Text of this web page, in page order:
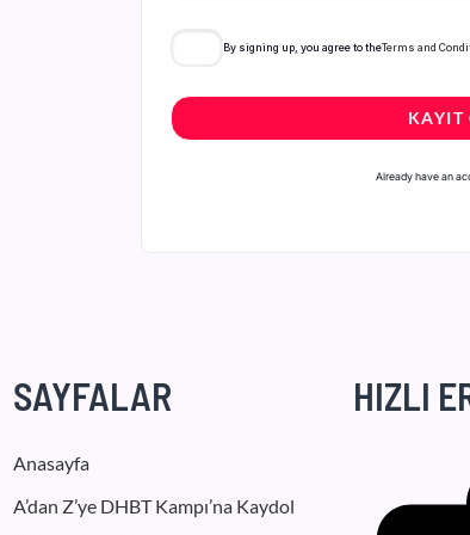
By signing up, you agree to theTerms and
KAYIT
Already have an
SAYFALAR
Anasayfa
A’dan Z’ye DHBT Kampı’na Kaydol
HIZLI